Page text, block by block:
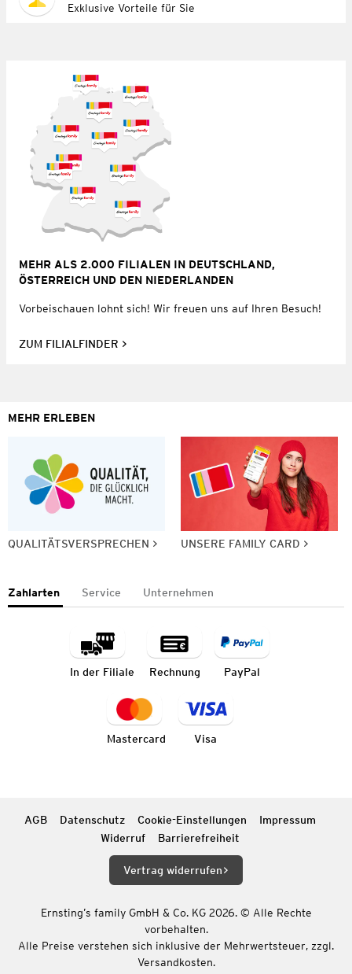
Exklusive Vorteile für Sie
MEHR ALS 2.000 FILIALEN IN DEUTSCHLAND,
ÖSTERREICH UND DEN NIEDERLANDEN
Vorbeischauen lohnt sich! Wir freuen uns auf Ihren Besuch!
ZUM FILIALFINDER
MEHR ERLEBEN
QUALITÄTSVERSPRECHEN UNSERE FAMILY CARD
Zahlarten Service Unternehmen
In der Filiale Rechnung PayPal
Mastercard Visa
AGB Datenschutz Cookie-Einstellungen
Impressum
Widerruf
Barrierefreiheit
Vertrag widerrufen
Ernsting’s family GmbH & Co. KG 2026. © Alle Rechte
vorbehalten.
Alle Preise verstehen sich inklusive der Mehrwertsteuer, zzgl.
Versandkosten.